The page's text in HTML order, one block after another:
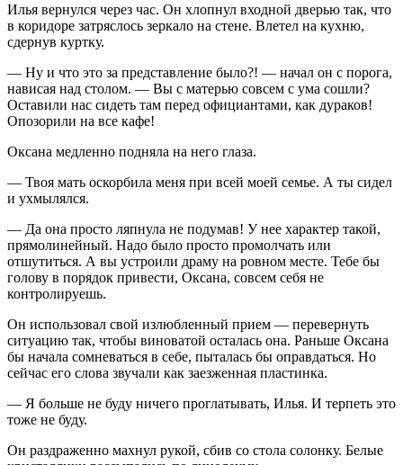
Илья вернулся через час. Он хлопнул входной дверью так, что
в коридоре затряслось зеркало на стене. Влетел на кухню,
сдернув куртку.
— Ну и что это за представление было?! — начал он с порога,
нависая над столом. — Вы с матерью совсем с ума сошли?
Оставили нас сидеть там перед официантами, как дураков!
Опозорили на все кафе!
Оксана медленно подняла на него глаза.
— Твоя мать оскорбила меня при всей моей семье. А ты сидел
и ухмылялся.
— Да она просто ляпнула не подумав! У нее характер такой,
прямолинейный. Надо было просто промолчать или
отшутиться. А вы устроили драму на ровном месте. Тебе бы
голову в порядок привести, Оксана, совсем себя не
контролируешь.
Он использовал свой излюбленный прием — перевернуть
ситуацию так, чтобы виноватой осталась она. Раньше Оксана
бы начала сомневаться в себе, пыталась бы оправдаться. Но
сейчас его слова звучали как заезженная пластинка.
— Я больше не буду ничего проглатывать, Илья. И терпеть это
тоже не буду.
Он раздраженно махнул рукой, сбив со стола солонку. Белые